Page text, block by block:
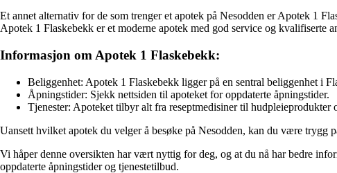
Et annet alternativ for de som trenger et apotek på Nesodden er Apotek 1
Apotek 1 Flaskebekk er et moderne apotek med god service og kvalifiserte
Informasjon om Apotek 1 Flaskebekk:
Beliggenhet: Apotek 1 Flaskebekk ligger på en sentral beliggenhet i
Åpningstider: Sjekk nettsiden til apoteket for oppdaterte åpningstider.
Tjenester: Apoteket tilbyr alt fra reseptmedisiner til
Uansett hvilket apotek du velger å besøke på Nesodden, kan du være
Vi håper denne oversikten har vært nyttig for deg, og at du nå har bedre
oppdaterte åpningstider og tjenestetilbud.